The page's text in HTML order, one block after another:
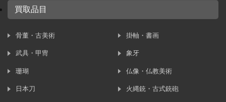
買取品目
骨董・古美術 掛軸・書画
武具・甲冑 象牙
珊瑚 仏像・仏教美術
日本刀 火縄銃・古式銃砲